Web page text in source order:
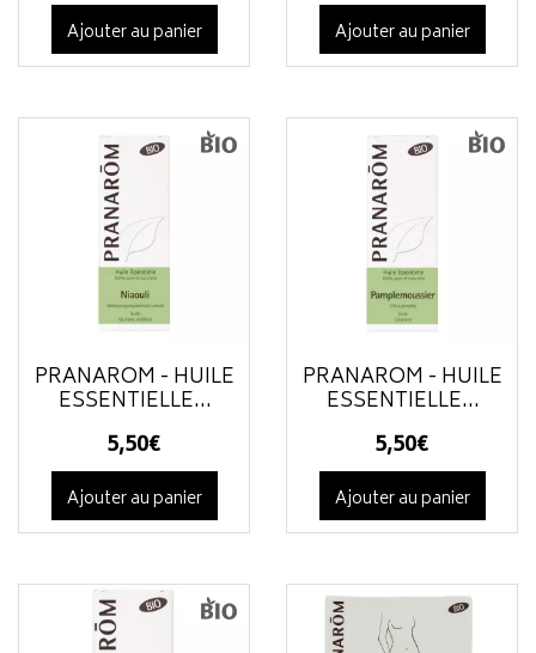
Ajouter au panier Ajouter au panier
PRANAROM - HUILE
ESSENTIELLE...
5,50€
Ajouter au panier
PRANAROM - HUILE
ESSENTIELLE...
5,50€
Ajouter au panier